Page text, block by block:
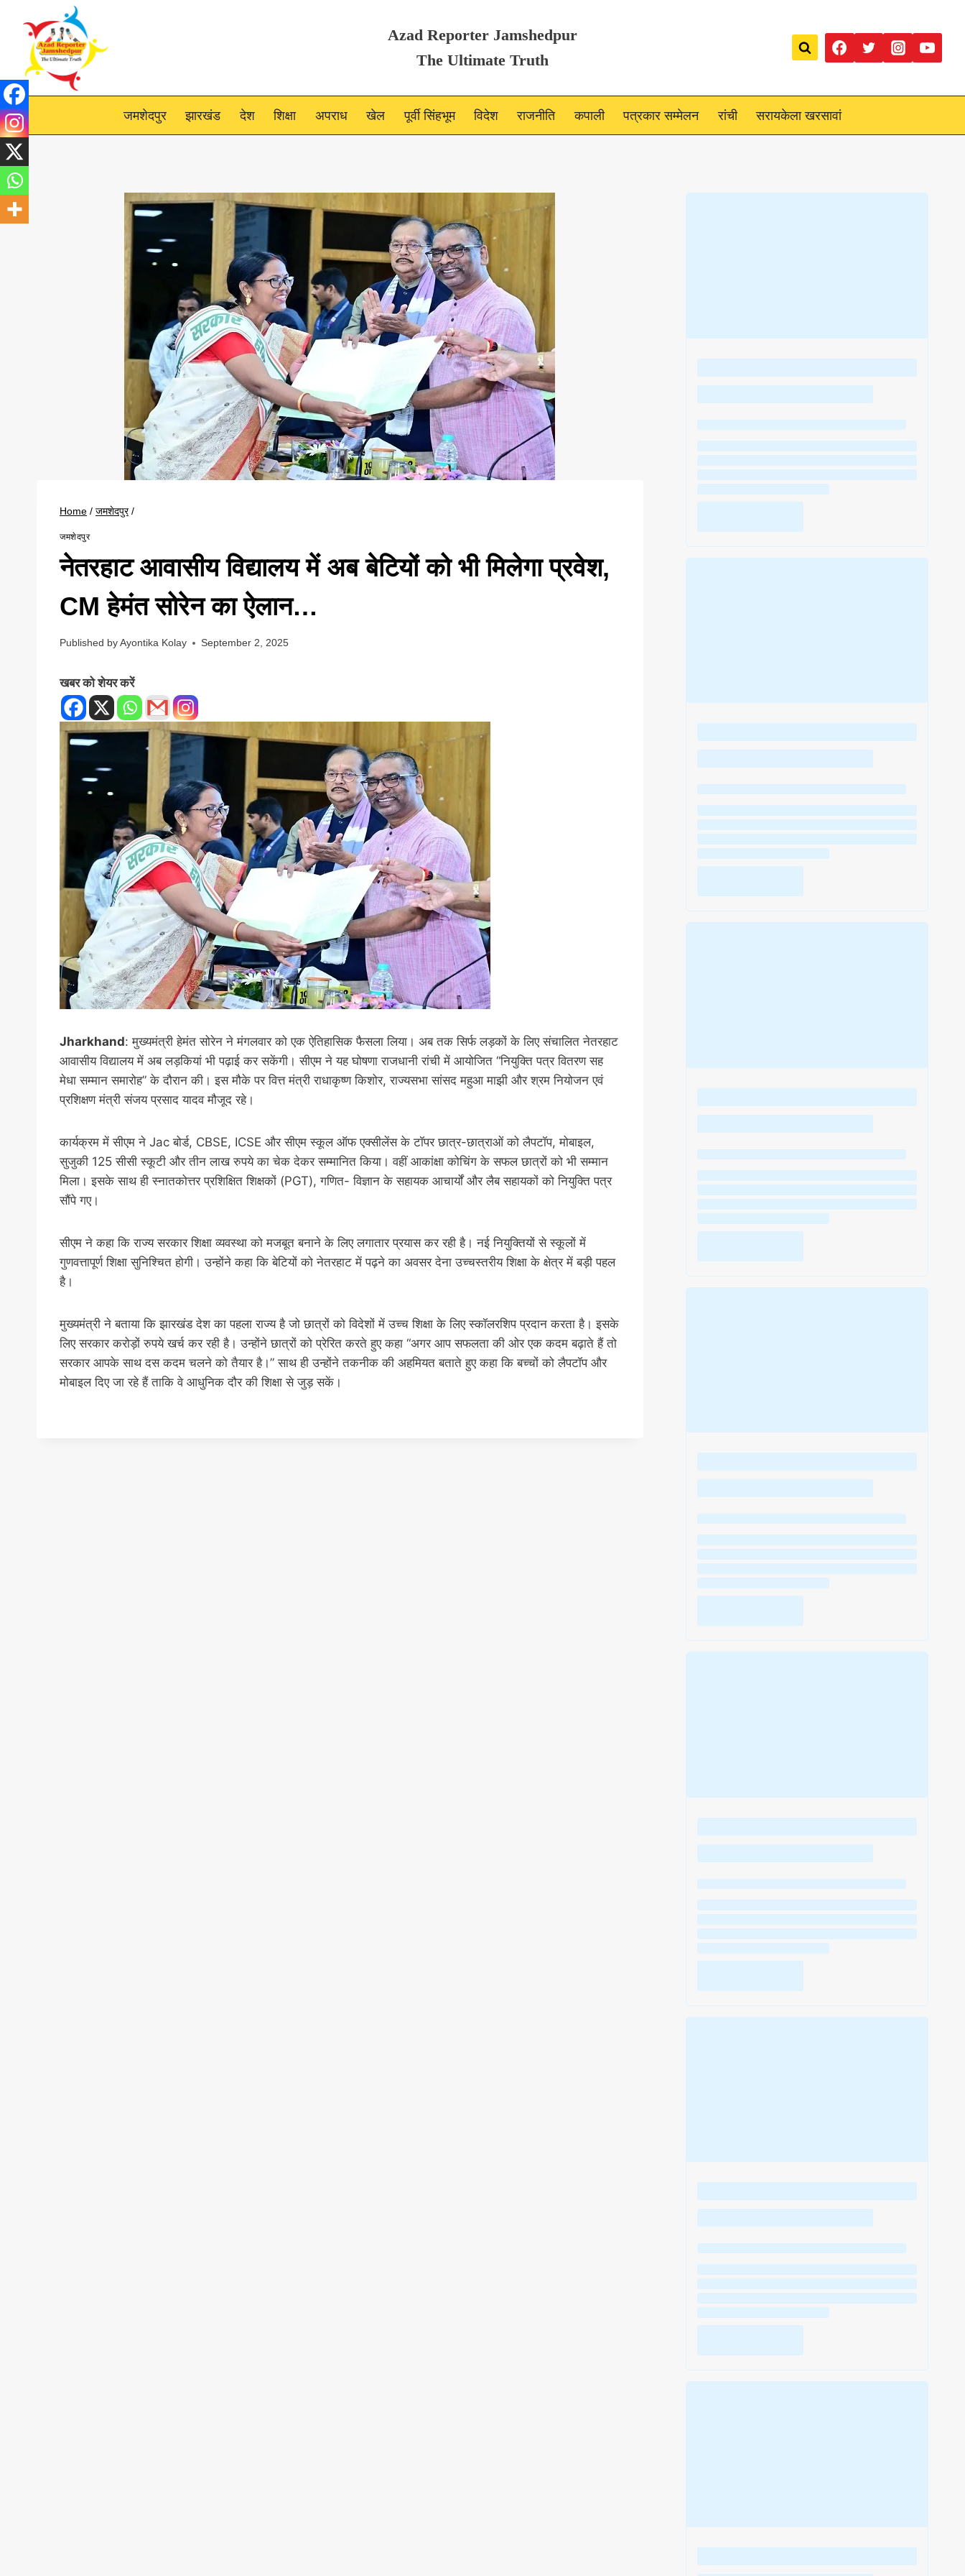
content
Azad Reporter Jamshedpur
The Ultimate Truth
जमशेदपुर झारखंड देश शिक्षा अपराध खेल पूर्वी सिंहभूम विदेश राजनीति कपाली पत्रकार सम्मेलन रांची सरायकेला खरसावां
Home / जमशेदपुर /
जमशेदपुर
नेतरहाट आवासीय विद्यालय में अब बेटियों को भी मिलेगा प्रवेश,
CM हेमंत सोरेन का ऐलान…
Published by Ayontika Kolay September 2, 2025
खबर को शेयर करें
Jharkhand: मुख्यमंत्री हेमंत सोरेन ने मंगलवार को एक ऐतिहासिक फैसला लिया। अब तक सिर्फ लड़कों के लिए संचालित नेतरहाट
आवासीय विद्यालय में अब लड़कियां भी पढ़ाई कर सकेंगी। सीएम ने यह घोषणा राजधानी रांची में आयोजित “नियुक्ति पत्र वितरण सह
मेधा सम्मान समारोह” के दौरान की। इस मौके पर वित्त मंत्री राधाकृष्ण किशोर, राज्यसभा सांसद महुआ माझी और श्रम नियोजन एवं
प्रशिक्षण मंत्री संजय प्रसाद यादव मौजूद रहे।
कार्यक्रम में सीएम ने Jac बोर्ड, CBSE, ICSE और सीएम स्कूल ऑफ एक्सीलेंस के टॉपर छात्र-छात्राओं को लैपटॉप, मोबाइल,
सुजुकी 125 सीसी स्कूटी और तीन लाख रुपये का चेक देकर सम्मानित किया। वहीं आकांक्षा कोचिंग के सफल छात्रों को भी सम्मान
मिला। इसके साथ ही स्नातकोत्तर प्रशिक्षित शिक्षकों (PGT), गणित- विज्ञान के सहायक आचार्यों और लैब सहायकों को नियुक्ति पत्र
सौंपे गए।
सीएम ने कहा कि राज्य सरकार शिक्षा व्यवस्था को मजबूत बनाने के लिए लगातार प्रयास कर रही है। नई नियुक्तियों से स्कूलों में
गुणवत्तापूर्ण शिक्षा सुनिश्चित होगी। उन्होंने कहा कि बेटियों को नेतरहाट में पढ़ने का अवसर देना उच्चस्तरीय शिक्षा के क्षेत्र में बड़ी पहल
है।
मुख्यमंत्री ने बताया कि झारखंड देश का पहला राज्य है जो छात्रों को विदेशों में उच्च शिक्षा के लिए स्कॉलरशिप प्रदान करता है। इसके
लिए सरकार करोड़ों रुपये खर्च कर रही है। उन्होंने छात्रों को प्रेरित करते हुए कहा “अगर आप सफलता की ओर एक कदम बढ़ाते हैं तो
सरकार आपके साथ दस कदम चलने को तैयार है।” साथ ही उन्होंने तकनीक की अहमियत बताते हुए कहा कि बच्चों को लैपटॉप और
मोबाइल दिए जा रहे हैं ताकि वे आधुनिक दौर की शिक्षा से जुड़ सकें।